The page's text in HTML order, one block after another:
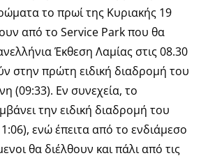
το πρωί της Κυριακής 19
από το Service Park που θα
Έκθεση Λαμίας στις 08.30
στην πρώτη ειδική διαδρομή του
(09:33). Εν συνεχεία, το
την ειδική διαδρομή του
ενώ έπειτα από το ενδιάμεσο
θα διέλθουν και πάλι από τις